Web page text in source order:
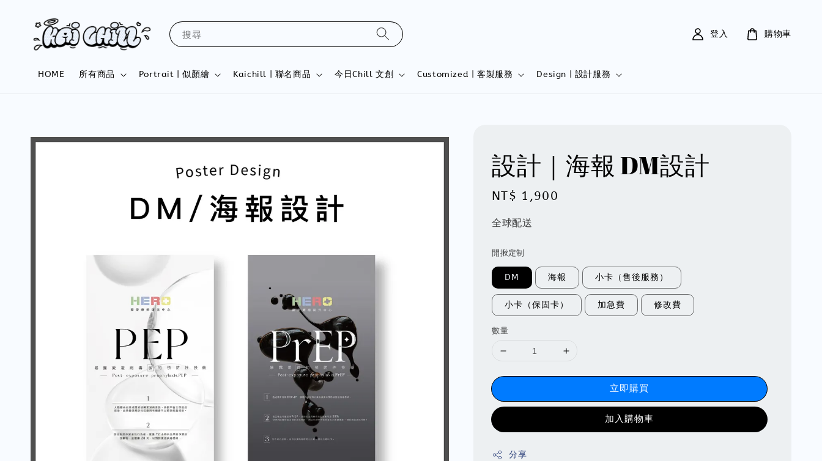
搜尋
HOME 所有商品 Portrait | 似顏繪 Kaichill | 聯名商品 今日Chill 文創 Customized | 客製服務 Design | 設計服務
登入 購物車
設計｜海報 DM設計
Regular
NT$ 1,900
全球配送
開揪定制
DM 海報 小卡（售後服務）
小卡（保固卡） 加急費 修改費
數量
立即購買
加入購物車
分享